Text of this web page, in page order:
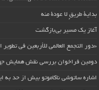
بداية طريقٍ لا عودة منه
آغاز یک مسیر بی‌بازگشت
«دور التجمع العالمي للأربعين في تطوير
دومین فراخوان بررسی نقش همایش
اشاره ساتوشی ناکاموتو بیش از حد به